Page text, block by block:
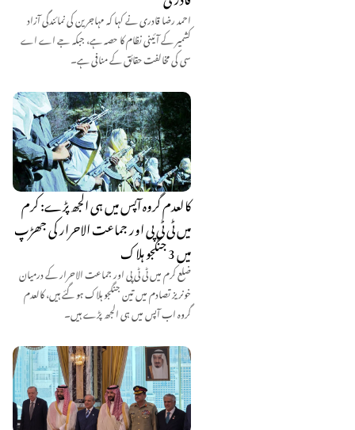
احمد رضا قادری نے کہا کہ مہاجرین کی نمائندگی آزاد
کشمیر کے آئینی نظام کا حصہ ہے، جبکہ جے اے اے
سی کی مخالفت حقائق کے منافی ہے۔
کالعدم گروہ آپس میں ہی الجھ پڑے: کرم
میں ٹی ٹی پی اور جماعت الاحرار کی جھڑپ
میں 3 جنگجو ہلاک
ضلع کرم میں ٹی ٹی پی اور جماعت الاحرار کے درمیان
خونریز تصادم میں تین جنگجو ہلاک ہو گئے ہیں، کالعدم
گروہ اب آپس میں ہی الجھ پڑے ہیں۔